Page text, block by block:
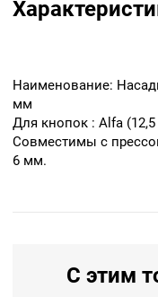
Наименование:
мм
Для кнопок : Аlfa
Совместимы с
6 мм.
С этим